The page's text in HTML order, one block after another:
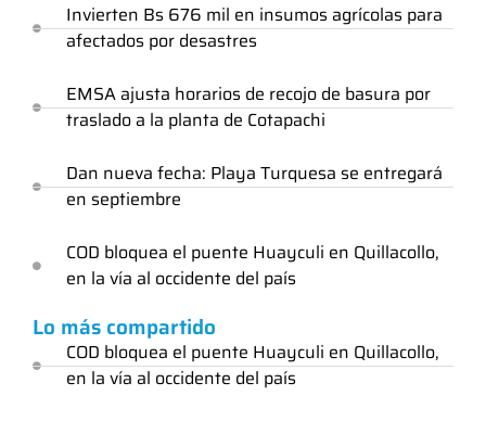
Invierten Bs 676 mil en insumos agrícolas para
afectados por desastres
EMSA ajusta horarios de recojo de basura por
traslado a la planta de Cotapachi
Dan nueva fecha: Playa Turquesa se entregará
en septiembre
COD bloquea el puente Huayculi en Quillacollo,
en la vía al occidente del país
Lo más compartido
COD bloquea el puente Huayculi en Quillacollo,
en la vía al occidente del país